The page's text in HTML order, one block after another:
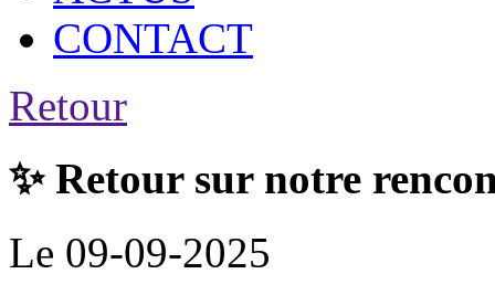
CONTACT
Retour
✨ Retour sur notre
Le 09-09-2025